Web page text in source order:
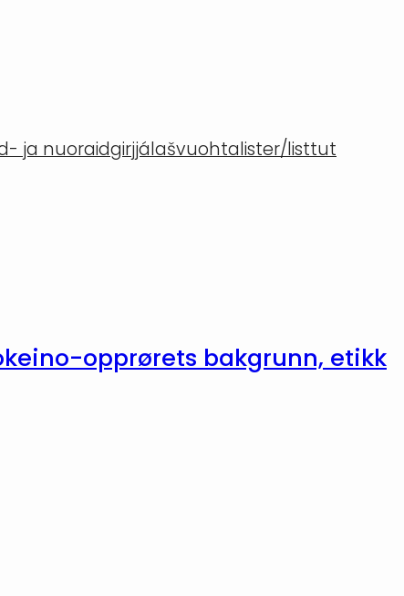
ja nuoraidgirjjálašvuohtalister/listtut
opprørets bakgrunn, etikk